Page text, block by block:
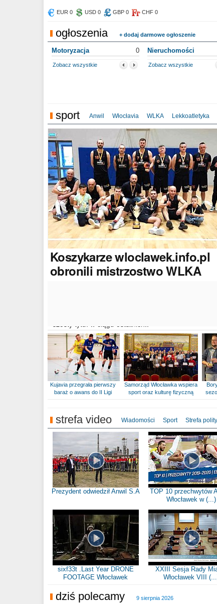
EUR 0 USD 0 GBP 0 CHF 0
ogłoszenia + dodaj darmowe ogłoszenie
Motoryzacja 0
Zobacz wszystkie
Nieruchomości
Zobacz wszystkie
sport Anwil Włocłavia WLKA Lekkoatletyka
Koszykarzewloclawek.info.pl
obronili mistrzostwo WLKA
Kujavia przegrała pierwszy
baraż o awans do II Ligi
Samorząd Włocławka wspiera
sport oraz kulturę fizyczną
strefa video Wiadomości Sport Strefa
Prezydent odwiedził Anwil S.A
TOP 10 przechwytów
Włocławek w (...)
sixf33t .Last Year DRONE
FOOTAGE Włocławek
XXIII Sesja Rady
Włocławek VIII
dziś polecamy 9 sierpnia 2026